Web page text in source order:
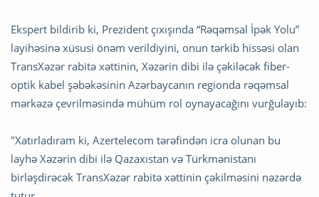
Ekspert bildirib ki, Prezident çıxışında “Rəqəmsal İpək Yolu”
layihəsinə xüsusi önəm verildiyini, onun tərkib hissəsi olan
TransXəzər rabitə xəttinin, Xəzərin dibi ilə çəkiləcək fiber-
optik kabel şəbəkəsinin Azərbaycanın regionda rəqəmsal
mərkəzə çevrilməsində mühüm rol oynayacağını vurğulayıb:
"Xatırladıram ki, Azertelecom tərəfindən icra olunan bu
layhə Xəzərin dibi ilə Qazaxıstan və Türkmənistanı
birləşdirəcək TransXəzər rabitə xəttinin çəkilməsini nəzərdə